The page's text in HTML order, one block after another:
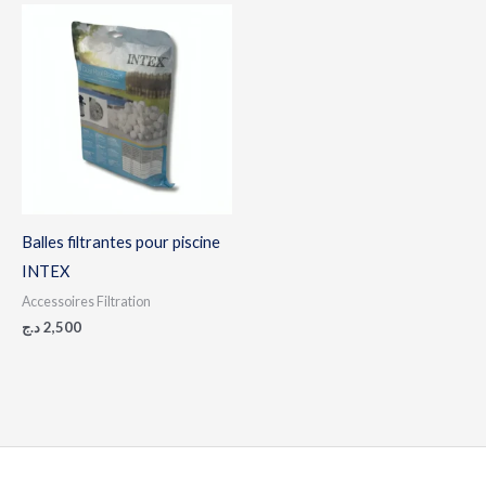
Balles filtrantes pour piscine
INTEX
Accessoires Filtration
2,500د.ج